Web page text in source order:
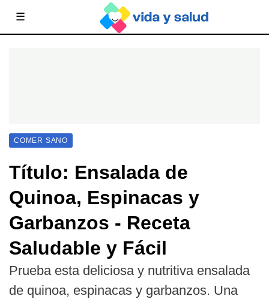
☰
COMER SANO
Título: Ensalada de
Quinoa, Espinacas y
Garbanzos - Receta
Saludable y Fácil
Prueba esta deliciosa y nutritiva ensalada
de quinoa, espinacas y garbanzos. Una